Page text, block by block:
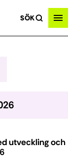
SÖK
utveckling och